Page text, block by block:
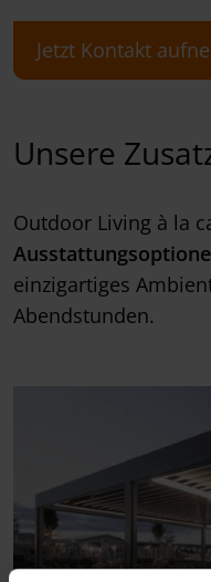
Jetzt Kontakt
Unsere
Outdoor Living à la
einzigartiges
Abendstunden.